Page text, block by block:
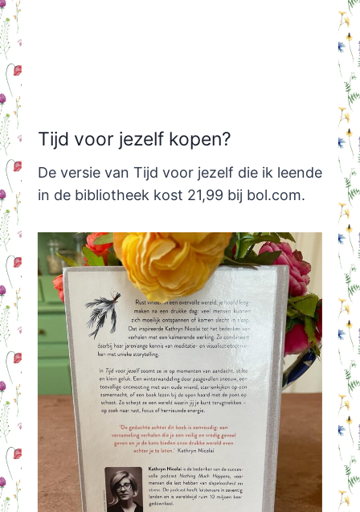
Tijd voor jezelf kopen?
De versie van Tijd voor jezelf die ik leende
in de bibliotheek kost 21,99 bij bol.com.